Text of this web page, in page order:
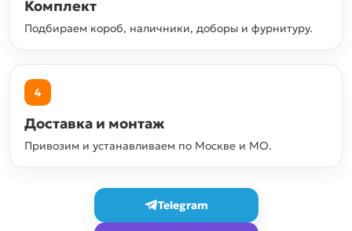
Комплект
Подбираем короб, наличники, доборы и фурнитуру.
4
Доставка и монтаж
Привозим и устанавливаем по Москве и МО.
Telegram